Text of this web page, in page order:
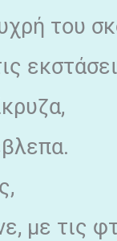
του
με τις